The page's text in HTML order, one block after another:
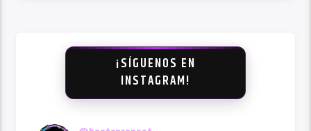
¡SÍGUENOS EN
INSTAGRAM!